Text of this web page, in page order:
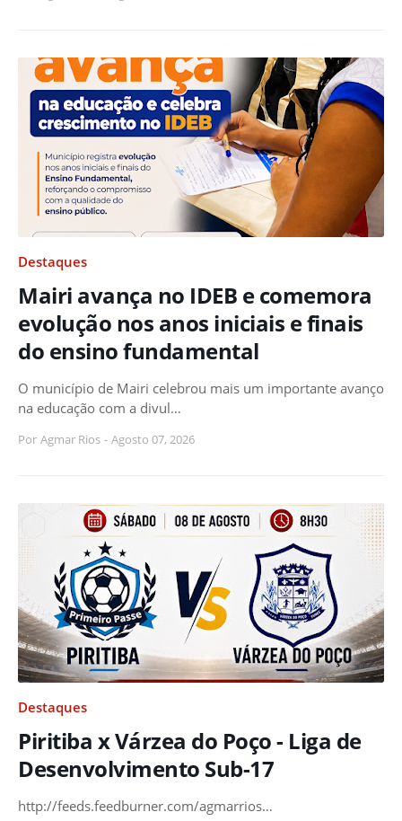
Destaques
Mairi avança no IDEB e comemora
evolução nos anos iniciais e finais
do ensino fundamental
O município de Mairi celebrou mais um importante avanço
na educação com a divul…
Por Agmar Rios - Agosto 07, 2026
Destaques
Piritiba x Várzea do Poço - Liga de
Desenvolvimento Sub-17
http://feeds.feedburner.com/agmarrios…